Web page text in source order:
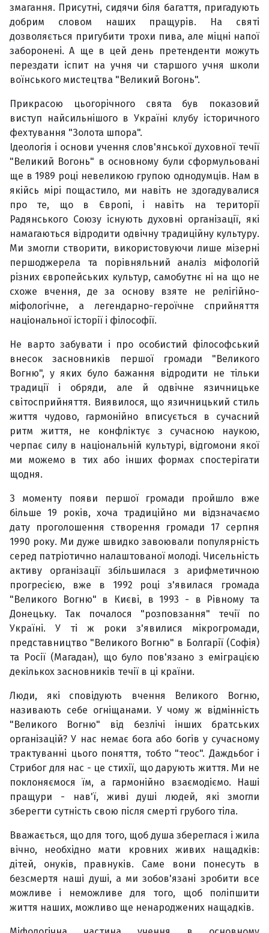
змагання. Присутні, сидячи біля багаття, пригадують
добрим словом наших пращурів. На святі
дозволяється пригубити трохи пива, але міцні напої
заборонені. А ще в цей день претенденти можуть
перездати іспит на учня чи старшого учня школи
воїнського мистецтва "Великий Вогонь".
Прикрасою цьогорічного свята був показовий
виступ найсильнішого в Україні клубу історичного
фехтування "Золота шпора".
Ідеологія і основи учення слов'янської духовної течії
"Великий Вогонь" в основному були сформульовані
ще в 1989 році невеликою групою однодумців. Нам в
якійсь мірі пощастило, ми навіть не здогадувалися
про те, що в Європі, і навіть на території
Радянського Союзу існують духовні організації, які
намагаються відродити одвічну традиційну культуру.
Ми змогли створити, використовуючи лише мізерні
першоджерела та порівняльний аналіз міфологій
різних європейських культур, самобутнє ні на що не
схоже вчення, де за основу взяте не релігійно-
міфологічне, а легендарно-героїчне сприйняття
національної історії і філософії.
Не варто забувати і про особистий філософський
внесок засновників першої громади "Великого
Вогню", у яких було бажання відродити не тільки
традиції і обряди, але й одвічне язичницьке
світосприйняття. Виявилося, що язичницький стиль
життя чудово, гармонійно вписується в сучасний
ритм життя, не конфліктує з сучасною наукою,
черпає силу в національній культурі, відгомони якої
ми можемо в тих або інших формах спостерігати
щодня.
З моменту появи першої громади пройшло вже
більше 19 років, хоча традиційно ми відзначаємо
дату проголошення створення громади 17 серпня
1990 року. Ми дуже швидко завоювали популярність
серед патріотично налаштованої молоді. Чисельність
активу організації збільшилася з арифметичною
прогресією, вже в 1992 році з'явилася громада
"Великого Вогню" в Києві, в 1993 - в Рівному та
Донецьку. Так почалося "розповзання" течії по
Україні. У ті ж роки з'явилися мікрогромади,
представництво "Великого Вогню" в Болгарії (Софія)
та Росії (Магадан), що було пов'язано з еміграцією
декількох засновників течії в ці країни.
Люди, які сповідують вчення Великого Вогню,
називають себе огніщанами. У чому ж відмінність
"Великого Вогню" від безлічі інших братських
організацій? У нас немає бога або богів у сучасному
трактуванні цього поняття, тобто "теос". Даждьбог і
Стрибог для нас - це стихії, що дарують життя. Ми не
поклоняємося їм, а гармонійно взаємодіємо. Наші
пращури - нав'ї, живі душі людей, які змогли
зберегти сутність свою після смерті грубого тіла.
Вважається, що для того, щоб душа збереглася і жила
вічно, необхідно мати кровних живих нащадків:
дітей, онуків, правнуків. Саме вони понесуть в
безсмертя наші душі, а ми зобов'язані зробити все
можливе і неможливе для того, щоб поліпшити
життя наших, можливо ще ненароджених нащадків.